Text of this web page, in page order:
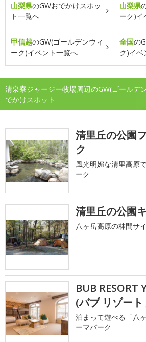
山梨県のGWおでかけスポッ
ト一覧へ
山梨県
ーク)イ
甲信越のGW(ゴールデンウィ
ーク)イベント一覧へ
全国の
ク)イベ
清泉寮ジャージー牧場周辺のGW(ゴールデ
でかけスポット
清里丘の公園
ク
風光明媚な清里高原
ーク
清里丘の公園
八ヶ岳高原の林間サ
BUB
(バブ リゾート
泊まって遊べる「八
ーマパーク